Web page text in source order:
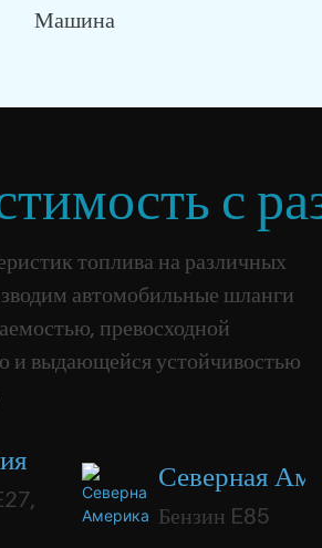
Машина
с
топлива на различных
автомобильные шланги
превосходной
и выдающейся устойчивостью
Северная
Бензин E85